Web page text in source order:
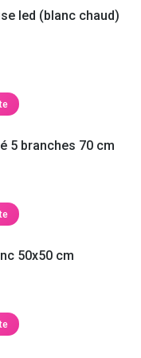
led (blanc chaud)
5 branches 70 cm
50x50 cm